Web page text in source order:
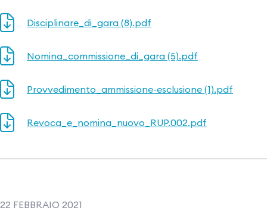
Disciplinare_di_gara (8).pdf
Nomina_commissione_di_gara (5).pdf
Provvedimento_ammissione-esclusione (1).pdf
Revoca_e_nomina_nuovo_RUP.002.pdf
22 FEBBRAIO 2021